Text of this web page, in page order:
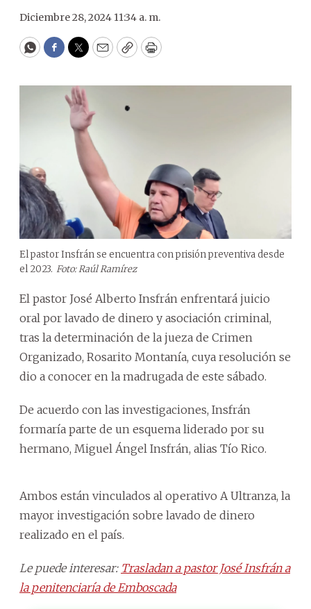
Diciembre 28, 2024 11:34 a. m.
WhatsApp
Facebook
Twitter
EmailCopyPrint
El pastor Insfrán se encuentra con prisión preventiva desde
el 2023. Foto: Raúl Ramírez
El pastor José Alberto Insfrán enfrentará juicio
oral por lavado de dinero y asociación criminal,
tras la determinación de la jueza de Crimen
Organizado, Rosarito Montanía, cuya resolución se
dio a conocer en la madrugada de este sábado.
De acuerdo con las investigaciones, Insfrán
formaría parte de un esquema liderado por su
hermano, Miguel Ángel Insfrán, alias Tío Rico.
Ambos están vinculados al operativo A Ultranza, la
mayor investigación sobre lavado de dinero
realizado en el país.
Le puede interesar: Trasladan a pastor José Insfrán a
la penitenciaría de Emboscada